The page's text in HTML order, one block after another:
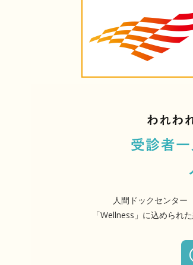
人間ドックセンター
「Wellness」に込められ